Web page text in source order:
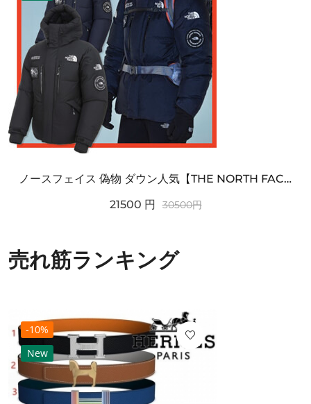
ノースフェイス 偽物 ダウン人気【THE NORTH FACE】M'S 7 SUMMIT HIM...
21500 円 30500円
売れ筋ランキング
-10%
New